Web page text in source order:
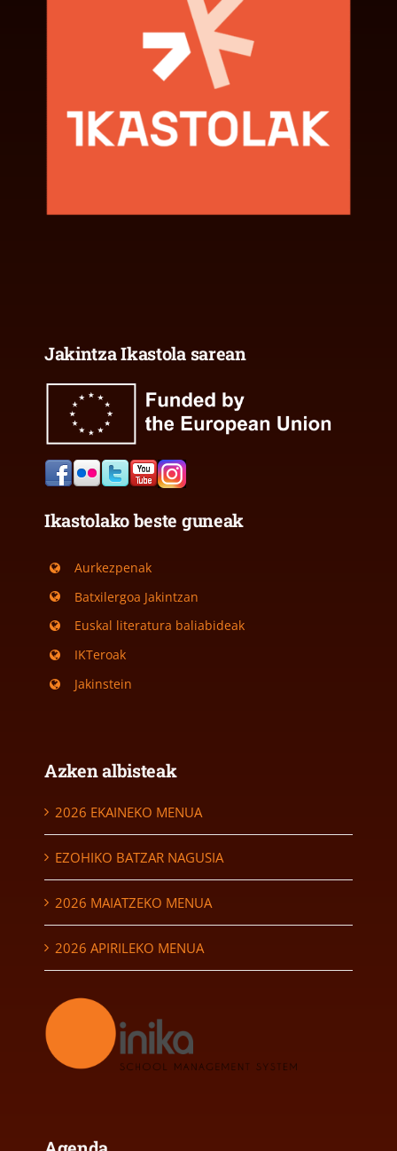
Jakintza Ikastola sarean
Ikastolako beste guneak
Aurkezpenak
Batxilergoa Jakintzan
Euskal literatura baliabideak
IKTeroak
Jakinstein
Azken albisteak
2026 EKAINEKO MENUA
EZOHIKO BATZAR NAGUSIA
2026 MAIATZEKO MENUA
2026 APIRILEKO MENUA